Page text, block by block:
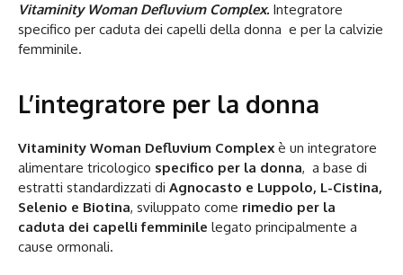
Vitaminity Woman Defluvium Complex. Integratore
specifico per caduta dei capelli della donna e per la calvizie
femminile.
L’integratore per la donna
Vitaminity Woman Defluvium Complex è un integratore
alimentare tricologico specifico per la donna, a base di
estratti standardizzati di Agnocasto e Luppolo, L-Cistina,
Selenio e Biotina, sviluppato come rimedio per la
caduta dei capelli femminile legato principalmente a
cause ormonali.